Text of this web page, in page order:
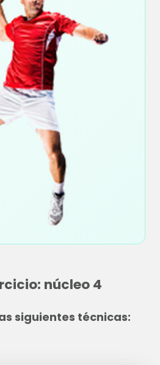
núcleo 4
siguientes técnicas: